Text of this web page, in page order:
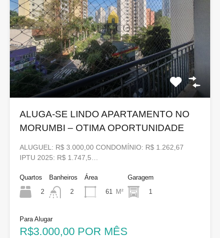
ALUGA-SE LINDO APARTAMENTO NO
MORUMBI – OTIMA OPORTUNIDADE
ALUGUEL: R$ 3.000,00 CONDOMÍNIO: R$ 1.262,67
IPTU 2025: R$ 1.747,5…
Quartos
2
Banheiros
2
Área
61 M²
Garagem
1
Para Alugar
R$3.000,00 POR MÊS